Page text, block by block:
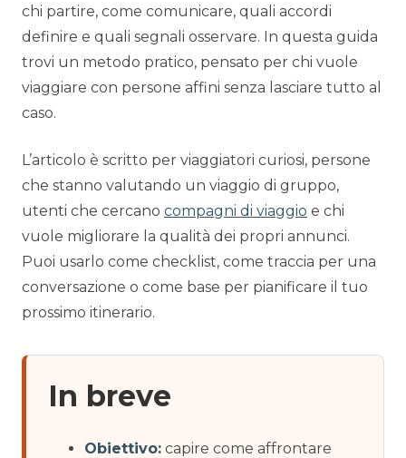
chi partire, come comunicare, quali accordi
definire e quali segnali osservare. In questa guida
trovi un metodo pratico, pensato per chi vuole
viaggiare con persone affini senza lasciare tutto al
caso.
L’articolo è scritto per viaggiatori curiosi, persone
che stanno valutando un viaggio di gruppo,
utenti che cercano compagni di viaggio e chi
vuole migliorare la qualità dei propri annunci.
Puoi usarlo come checklist, come traccia per una
conversazione o come base per pianificare il tuo
prossimo itinerario.
In breve
Obiettivo: capire come affrontare